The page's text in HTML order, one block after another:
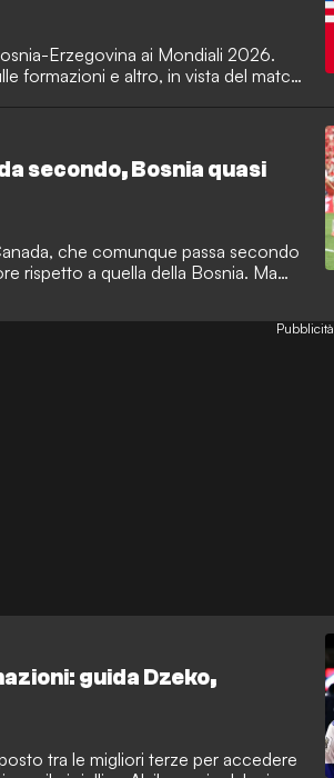
Pubblicità
Erzegovina ai Mondiali 2026.
formazioni e altro, in vista del match
secondo, Bosnia quasi
che comunque passa secondo
rispetto a quella della Bosnia. Ma
quasi qualificati.
guida Dzeko,
tra le migliori terze per accedere